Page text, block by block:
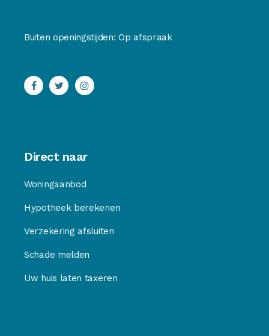
Buiten openingstijden: Op afspraak
Direct naar
Woningaanbod
Hypotheek berekenen
Verzekering afsluiten
Schade melden
Uw huis laten taxeren